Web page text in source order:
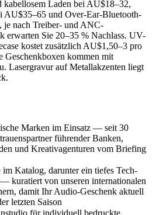
Laden bei AU$18–32,
AU$35–65 und Over-Ear-Bluetooth-
nach Treiber- und ANC-
erwarten Sie 20–35 % Nachlass. UV-
kostet zusätzlich AU$1,50–3 pro
Geschenkboxen kommen mit
Lasergravur auf Metallakzenten liegt
Marken im Einsatz — seit 30
führender Banken,
und Kreativagenturen vom Briefing
im Katalog, darunter ein tiefes Tech-
kuratiert von unseren internationalen
damit Ihr Audio-Geschenk aktuell
letzten Saison